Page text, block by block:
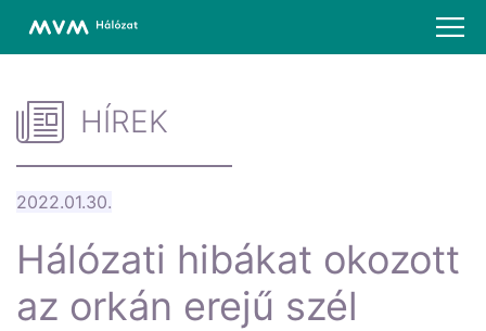
HÍREK
2022.01.30.
Hálózati hibákat okozott
az orkán erejű szél